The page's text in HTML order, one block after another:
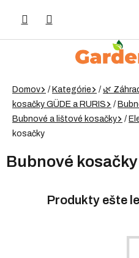
Domov / Kategórie / 🌿
kosačky GÜDE a RURIS
/
Bubnové a lištové kosačky
/
kosačky
Bubnové kosačky
Produkty ešte